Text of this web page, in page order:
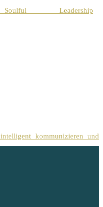
Leadership
kommunizieren und